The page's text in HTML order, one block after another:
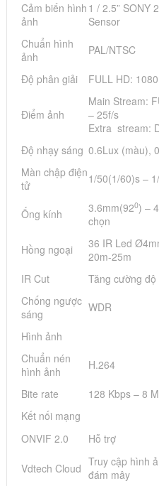
Cảm biến hình
ảnh
1 / 2.5” SONY
Sensor
Chuẩn hình
ảnh
PAL/NTSC
Độ phân giải FULL HD:
Điểm ảnh
Main Stream:
– 25f/s
Extra stream:
Độ nhạy sáng 0.6Lux (màu),
Màn chập điện
tử
1/50(1/60)s –
Ống kính 3.6mm(920) –
chọn
Hồng ngoại
36 IR Led
20m-25m
IR Cut
Tăng cường
Chống ngược
sáng
WDR
Hình ảnh
Chuẩn nén
hình ảnh
H.264
Bite rate
128 Kbps – 8
Kết nối mạng
ONVIF 2.0
Hỗ trợ
Vdtech Cloud Truy cập hình
đám mây